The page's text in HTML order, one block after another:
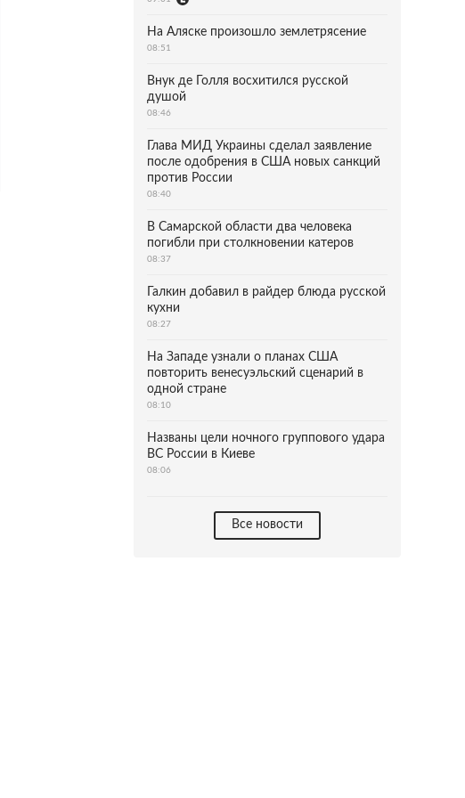
На Аляске произошло землетрясение
08:51
Внук де Голля восхитился русской
душой
08:46
Глава МИД Украины сделал заявление
после одобрения в США новых санкций
против России
08:40
В Самарской области два человека
погибли при столкновении катеров
08:37
Галкин добавил в райдер блюда русской
кухни
08:27
На Западе узнали о планах США
повторить венесуэльский сценарий в
одной стране
08:10
Названы цели ночного группового удара
ВС России в Киеве
08:06
Все новости